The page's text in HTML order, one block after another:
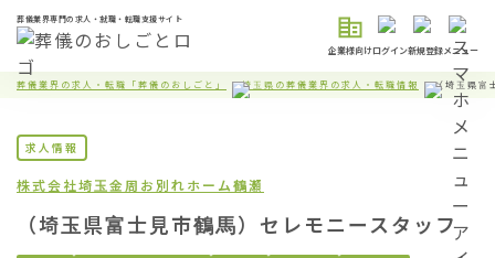
葬儀業界専門の求人・就職・転職支援サイト
企業様向けログイン新規登録メニュー
葬儀業界の求人・転職「葬儀のおしごと」 埼玉県の葬儀業界の求人・転職情報 （埼玉県富
求人情報
株式会社埼玉金周 お別れホーム鶴瀬
（埼玉県富士見市鶴馬）セレモニースタッフ